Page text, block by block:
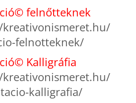
felnőtteknek
felnotteknek/
Kalligráfia
kalligrafia/